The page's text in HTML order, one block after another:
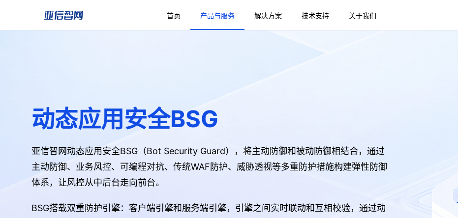
首页 产品与服务 解决方案 技术支持 关于我们
动态应用安全BSG
亚信智网动态应用安全BSG（Bot Security Guard），将主动防御和被动防御相结合，通过
主动防御、业务风控、可编程对抗、传统WAF防护、威胁透视等多重防护措施构建弹性防御
体系，让风控从中后台走向前台。
BSG搭载双重防护引擎：客户端引擎和服务端引擎，引擎之间实时联动和互相校验，通过动